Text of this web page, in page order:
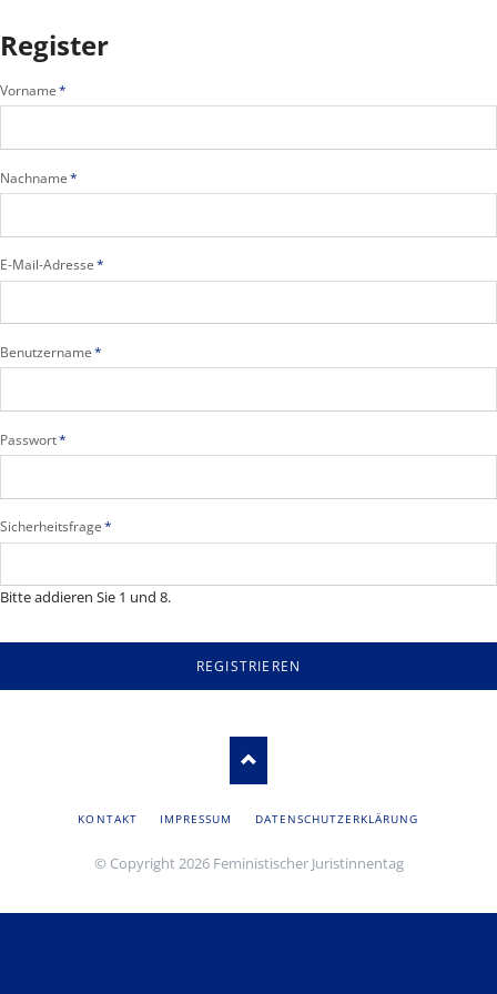
Register
Pflichtfeld
Vorname*
Pflichtfeld
Nachname*
Pflichtfeld
E-Mail-Adresse*
Pflichtfeld
Benutzername*
Pflichtfeld
Passwort*
Pflichtfeld
Sicherheitsfrage*
Bitte addieren Sie 1 und 8.
REGISTRIEREN
KONTAKT IMPRESSUM DATENSCHUTZERKLÄRUNG
© Copyright 2026 Feministischer Juristinnentag